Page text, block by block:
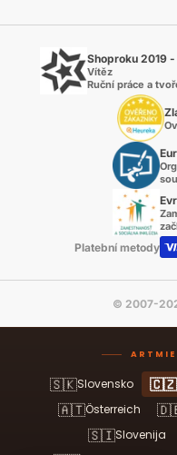
Shoproku 2019 -
Vítěz
Ruční práce a
Platební metody
© 2007-
🇸🇰Slovensko 🇨🇿
🇦🇹Österreich
🇸🇮Slovenija